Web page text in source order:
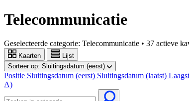
Telecommunicatie
Geselecteerde categorie: Telecommunicatie • 37 actieve
Kaarten
Lijst
Sorteer op: Sluitingsdatum (eerst)
Positie Sluitingsdatum (eerst) Sluitingsdatum (laatst)
A)